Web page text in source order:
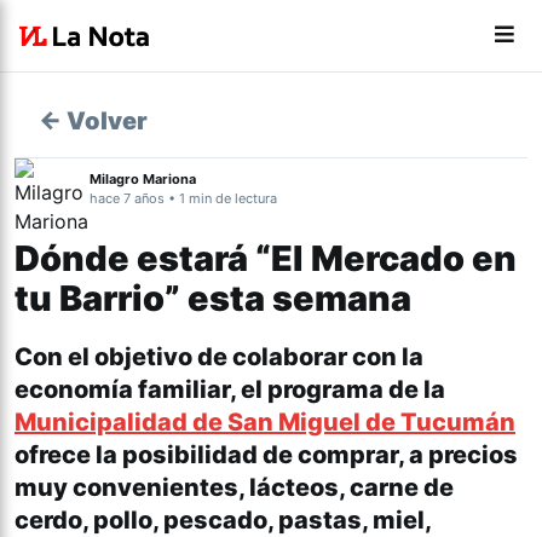
← Volver
Milagro Mariona
hace 7 años • 1 min de lectura
Dónde estará “El Mercado en
tu Barrio” esta semana
Con el objetivo de colaborar con la
economía familiar, el programa de la
Municipalidad de San Miguel de Tucumán
ofrece la posibilidad de comprar, a precios
muy convenientes, lácteos, carne de
cerdo, pollo, pescado, pastas, miel,